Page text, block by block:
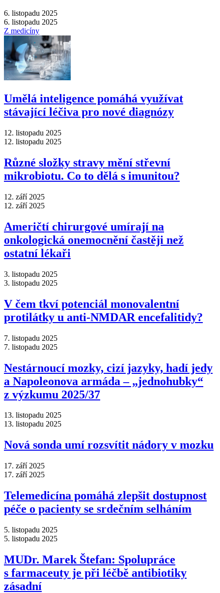
6. listopadu 2025
6. listopadu 2025
Z medicíny
Umělá inteligence pomáhá využívat
stávající léčiva pro nové diagnózy
12. listopadu 2025
12. listopadu 2025
Různé složky stravy mění střevní
mikrobiotu. Co to dělá s imunitou?
12. září 2025
12. září 2025
Američtí chirurgové umírají na
onkologická onemocnění častěji než
ostatní lékaři
3. listopadu 2025
3. listopadu 2025
V čem tkví potenciál monovalentní
protilátky u anti-NMDAR encefalitidy?
7. listopadu 2025
7. listopadu 2025
Nestárnoucí mozky, cizí jazyky, hadí jedy
a Napoleonova armáda –⁠ „jednohubky“
z výzkumu 2025/37
13. listopadu 2025
13. listopadu 2025
Nová sonda umí rozsvítit nádory v mozku
17. září 2025
17. září 2025
Telemedicína pomáhá zlepšit dostupnost
péče o pacienty se srdečním selháním
5. listopadu 2025
5. listopadu 2025
MUDr. Marek Štefan: Spolupráce
s farmaceuty je při léčbě antibiotiky
zásadní